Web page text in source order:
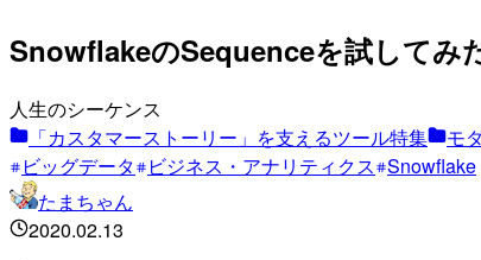
SnowflakeのSequenceを試してみ
人生のシーケンス
「カスタマーストーリー」を支えるツール特集
モ
ビッグデータ
ビジネス・アナリティクス Snowflake
たまちゃん
2020.02.13